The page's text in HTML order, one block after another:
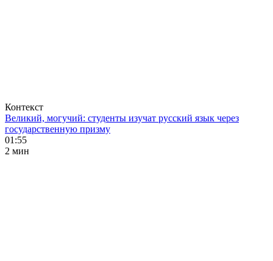
Контекст
Великий, могучий: студенты изучат русский язык через
государственную призму
01:55
2 мин